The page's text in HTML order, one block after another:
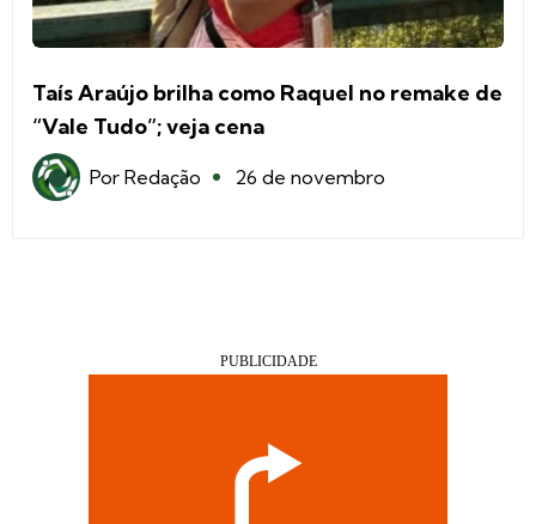
Taís Araújo brilha como Raquel no remake de
“Vale Tudo”; veja cena
Por Redação 26 de novembro